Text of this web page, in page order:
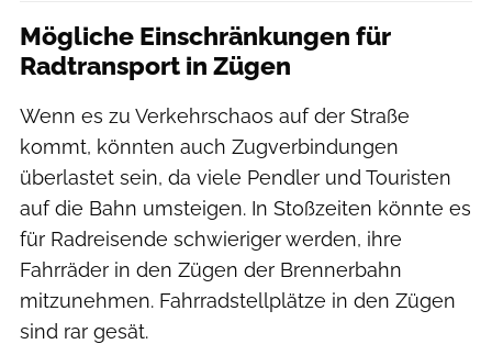
Mögliche Einschränkungen für
Radtransport in Zügen
Wenn es zu Verkehrschaos auf der Straße
kommt, könnten auch Zugverbindungen
überlastet sein, da viele Pendler und Touristen
auf die Bahn umsteigen. In Stoßzeiten könnte es
für Radreisende schwieriger werden, ihre
Fahrräder in den Zügen der Brennerbahn
mitzunehmen. Fahrradstellplätze in den Zügen
sind rar gesät.